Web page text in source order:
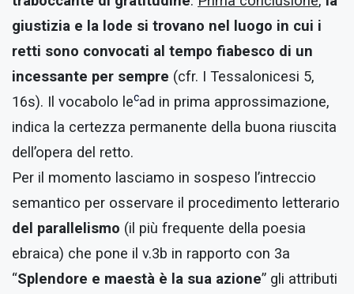
giustizia e la lode si trovano nel luogo in cui i
retti sono convocati al tempo fiabesco di un
incessante per sempre (cfr. I Tessalonicesi 5,
16s). Il vocabolo lecad in prima approssimazione,
indica la certezza permanente della buona riuscita
dell’opera del retto.
Per il momento lasciamo in sospeso l’intreccio
semantico per osservare il procedimento letterario
del parallelismo (il più frequente della poesia
ebraica) che pone il v.3b in rapporto con 3a
“Splendore e maestà è la sua azione” gli attributi